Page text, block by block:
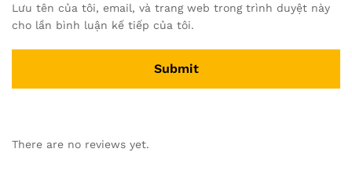
Lưu tên của tôi, email, và trang web trong trình duyệt này
cho lần bình luận kế tiếp của tôi.
There are no reviews yet.